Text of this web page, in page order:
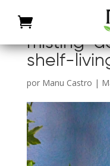
misting-
shelf-
por Manu Castro |